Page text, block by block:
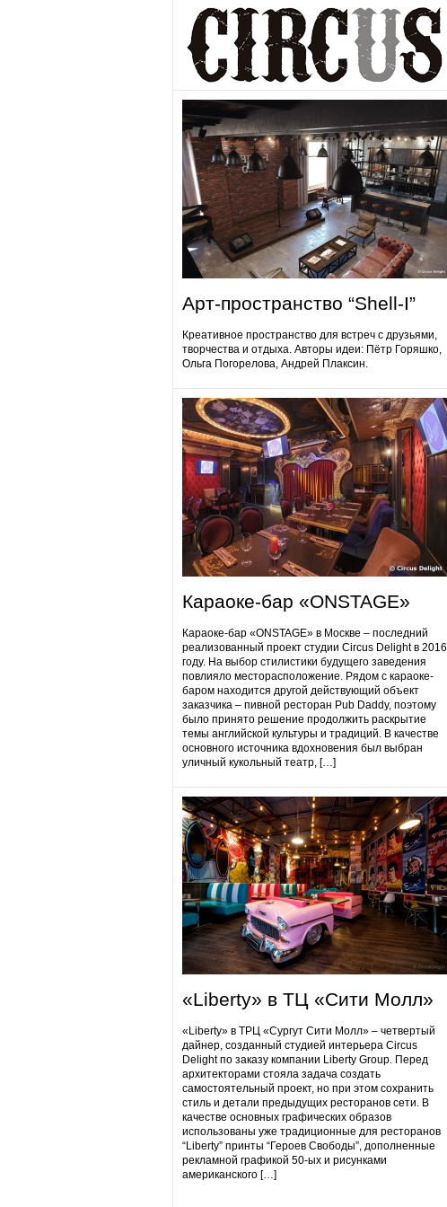
Арт-пространство “Shell-I”
Креативное пространство для встреч с друзьями,
творчества и отдыха. Авторы идеи: Пётр Горяшко,
Ольга Погорелова, Андрей Плаксин.
Караоке-бар «ONSTAGE»
Караоке-бар «ONSTAGE» в Москве – последний
реализованный проект студии Circus Delight в 2016
году. На выбор стилистики будущего заведения
повлияло месторасположение. Рядом с караоке-
баром находится другой действующий объект
заказчика – пивной ресторан Pub Daddy​, поэтому
было принято решение продолжить раскрытие
темы английской культуры и традиций. В качестве
основного источника вдохновения был выбран
уличный кукольный театр, […]
«Liberty» в ТЦ «Сити Молл»
«Liberty» в ТРЦ «Сургут Сити Молл» – четвертый
дайнер, созданный студией интерьера Circus
Delight по заказу компании Liberty Group. Перед
архитекторами стояла задача создать
самостоятельный проект, но при этом сохранить
стиль и детали предыдущих ресторанов сети. В
качестве основных графических образов
использованы уже традиционные для ресторанов
“Liberty” принты “Героев Свободы”, дополненные
рекламной графикой 50-ых и рисунками
американского […]